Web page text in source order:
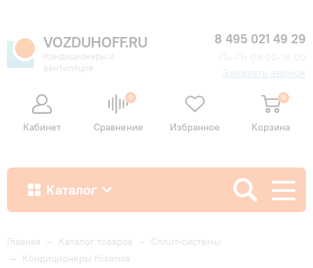
VOZDUHOFF.RU
Кондиционеры и
вентиляция
8 495 021 49 29
Заказать звонок
Кабинет
0
Сравнение Избранное
0
Корзина
Каталог
Как купить
Главная — Каталог товаров — Сплит-системы
— Кондиционеры Hisense